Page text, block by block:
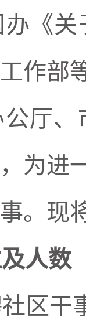
《
作部
厅
为进
。现
人数
区干